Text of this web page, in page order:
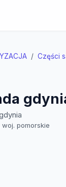
Części
woj. pomorskie